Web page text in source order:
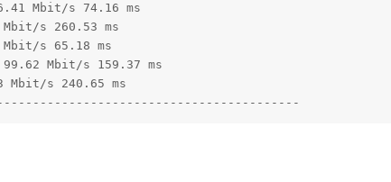
Mbit/s 74.16 ms
s 260.53 ms
s 65.18 ms
Mbit/s 159.37 ms
Mbit/s 240.65 ms